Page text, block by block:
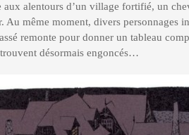
alentours d’un village fortifié, un
Au même moment, divers personnages
remonte pour donner un tableau
désormais engoncés…